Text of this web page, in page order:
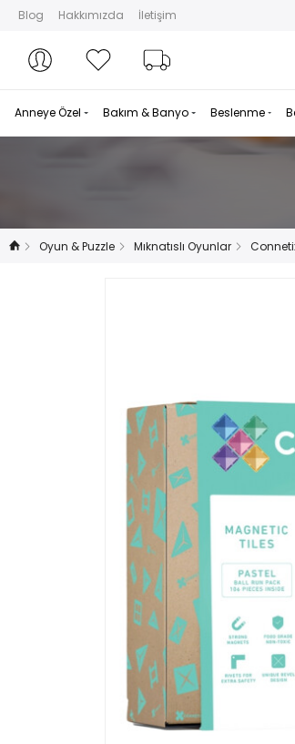
Blog Hakkımızda İletişim
Hesabım
Hesabım Favorilerim
Anneye Özel Bakım & Banyo Beslenme
Oyun & Puzzle Mıknatıslı Oyunlar